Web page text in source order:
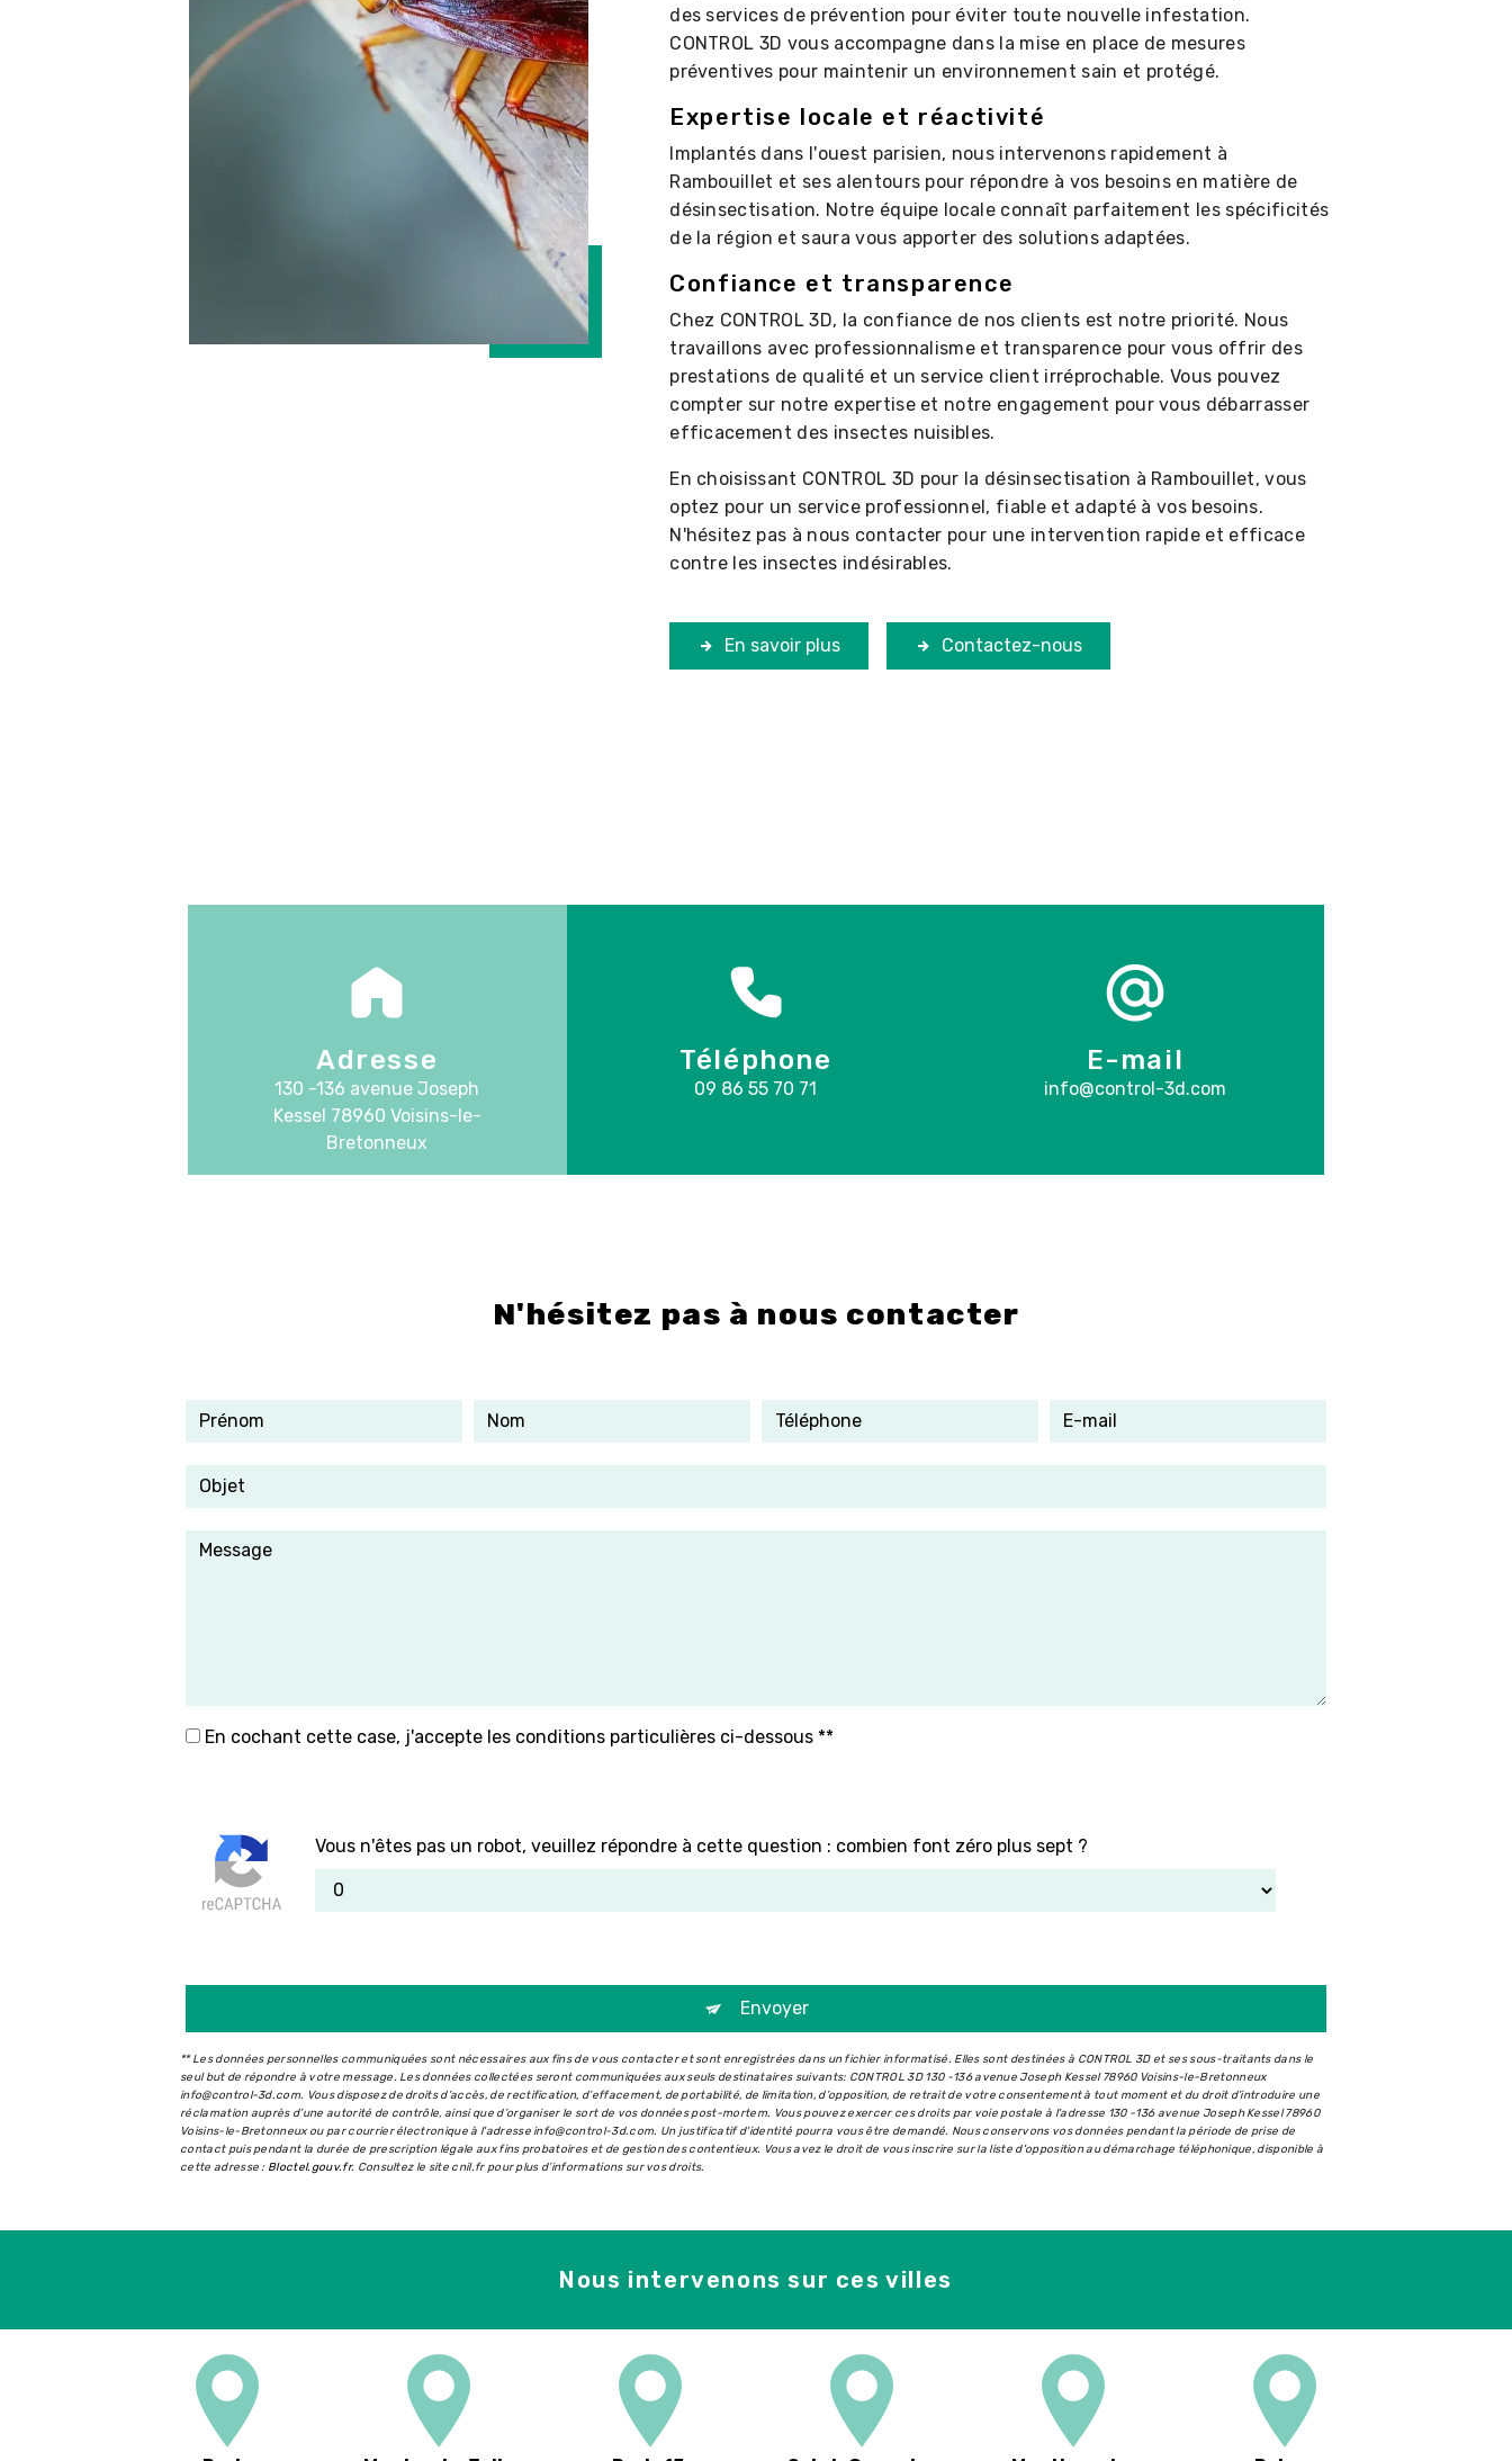
des services de prévention pour éviter toute nouvelle infestation.
CONTROL 3D vous accompagne dans la mise en place de mesures
préventives pour maintenir un environnement sain et protégé.
Expertise locale et réactivité
Implantés dans l'ouest parisien, nous intervenons rapidement à
Rambouillet et ses alentours pour répondre à vos besoins en matière de
désinsectisation. Notre équipe locale connaît parfaitement les spécificités
de la région et saura vous apporter des solutions adaptées.
Confiance et transparence
Chez CONTROL 3D, la confiance de nos clients est notre priorité. Nous
travaillons avec professionnalisme et transparence pour vous offrir des
prestations de qualité et un service client irréprochable. Vous pouvez
compter sur notre expertise et notre engagement pour vous débarrasser
efficacement des insectes nuisibles.
En choisissant CONTROL 3D pour la désinsectisation à Rambouillet, vous
optez pour un service professionnel, fiable et adapté à vos besoins.
N'hésitez pas à nous contacter pour une intervention rapide et efficace
contre les insectes indésirables.
En savoir plus Contactez-nous
Adresse
130 -136 avenue Joseph
Kessel 78960 Voisins-le-
Bretonneux
Téléphone
09 86 55 70 71
E-mail
info@control-3d.com
N'hésitez pas à nous contacter
En cochant cette case, j'accepte les conditions particulières ci-dessous **
Vous n'êtes pas un robot, veuillez répondre à cette question : combien font zéro plus sept ?
Envoyer
** Les données personnelles communiquées sont nécessaires aux fins de vous contacter et sont enregistrées dans un fichier informatisé. Elles sont destinées à CONTROL 3D et ses sous-traitants dans le
seul but de répondre à votre message. Les données collectées seront communiquées aux seuls destinataires suivants: CONTROL 3D 130 -136 avenue Joseph Kessel 78960 Voisins-le-Bretonneux
info@control-3d.com. Vous disposez de droits d’accès, de rectification, d’effacement, de portabilité, de limitation, d’opposition, de retrait de votre consentement à tout moment et du droit d’introduire une
réclamation auprès d’une autorité de contrôle, ainsi que d’organiser le sort de vos données post-mortem. Vous pouvez exercer ces droits par voie postale à l'adresse 130 -136 avenue Joseph Kessel 78960
Voisins-le-Bretonneux ou par courrier électronique à l'adresse info@control-3d.com. Un justificatif d'identité pourra vous être demandé. Nous conservons vos données pendant la période de prise de
contact puis pendant la durée de prescription légale aux fins probatoires et de gestion des contentieux. Vous avez le droit de vous inscrire sur la liste d'opposition au démarchage téléphonique, disponible à
cette adresse : Bloctel.gouv.fr. Consultez le site cnil.fr pour plus d’informations sur vos droits.
Nous intervenons sur ces villes